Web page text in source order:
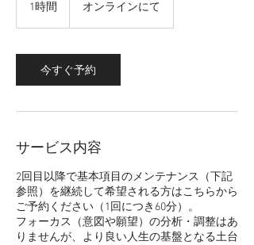
1時間 オンラインにて
今すぐ予約
サービス内容
2回目以降で基本項目のメンテナンス（下記
参照）を継続して希望される方はこちらから
ご予約ください（1回につき60分）。
フォーカス（意図や願望）の分析・調整はあ
りませんが、より良い人生の基盤となる土台